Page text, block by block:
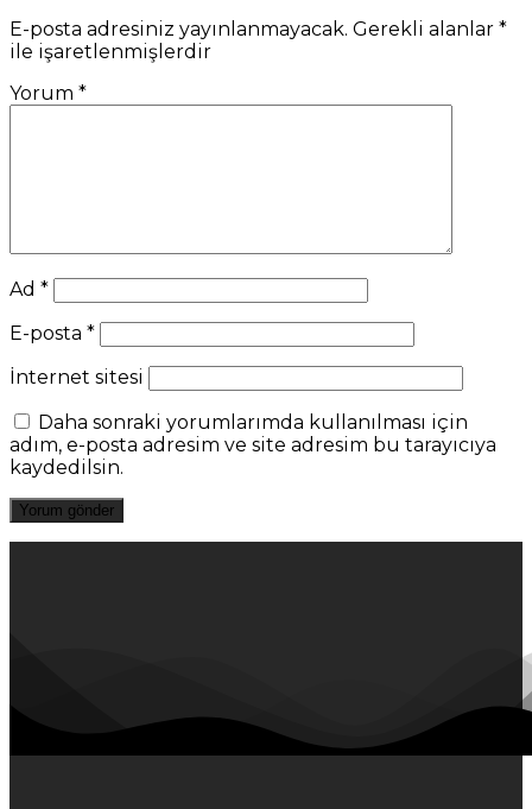
E-posta adresiniz yayınlanmayacak. Gerekli alanlar *
ile işaretlenmişlerdir
Yorum *
Ad *
E-posta *
İnternet sitesi
Daha sonraki yorumlarımda kullanılması için
adım, e-posta adresim ve site adresim bu tarayıcıya
kaydedilsin.